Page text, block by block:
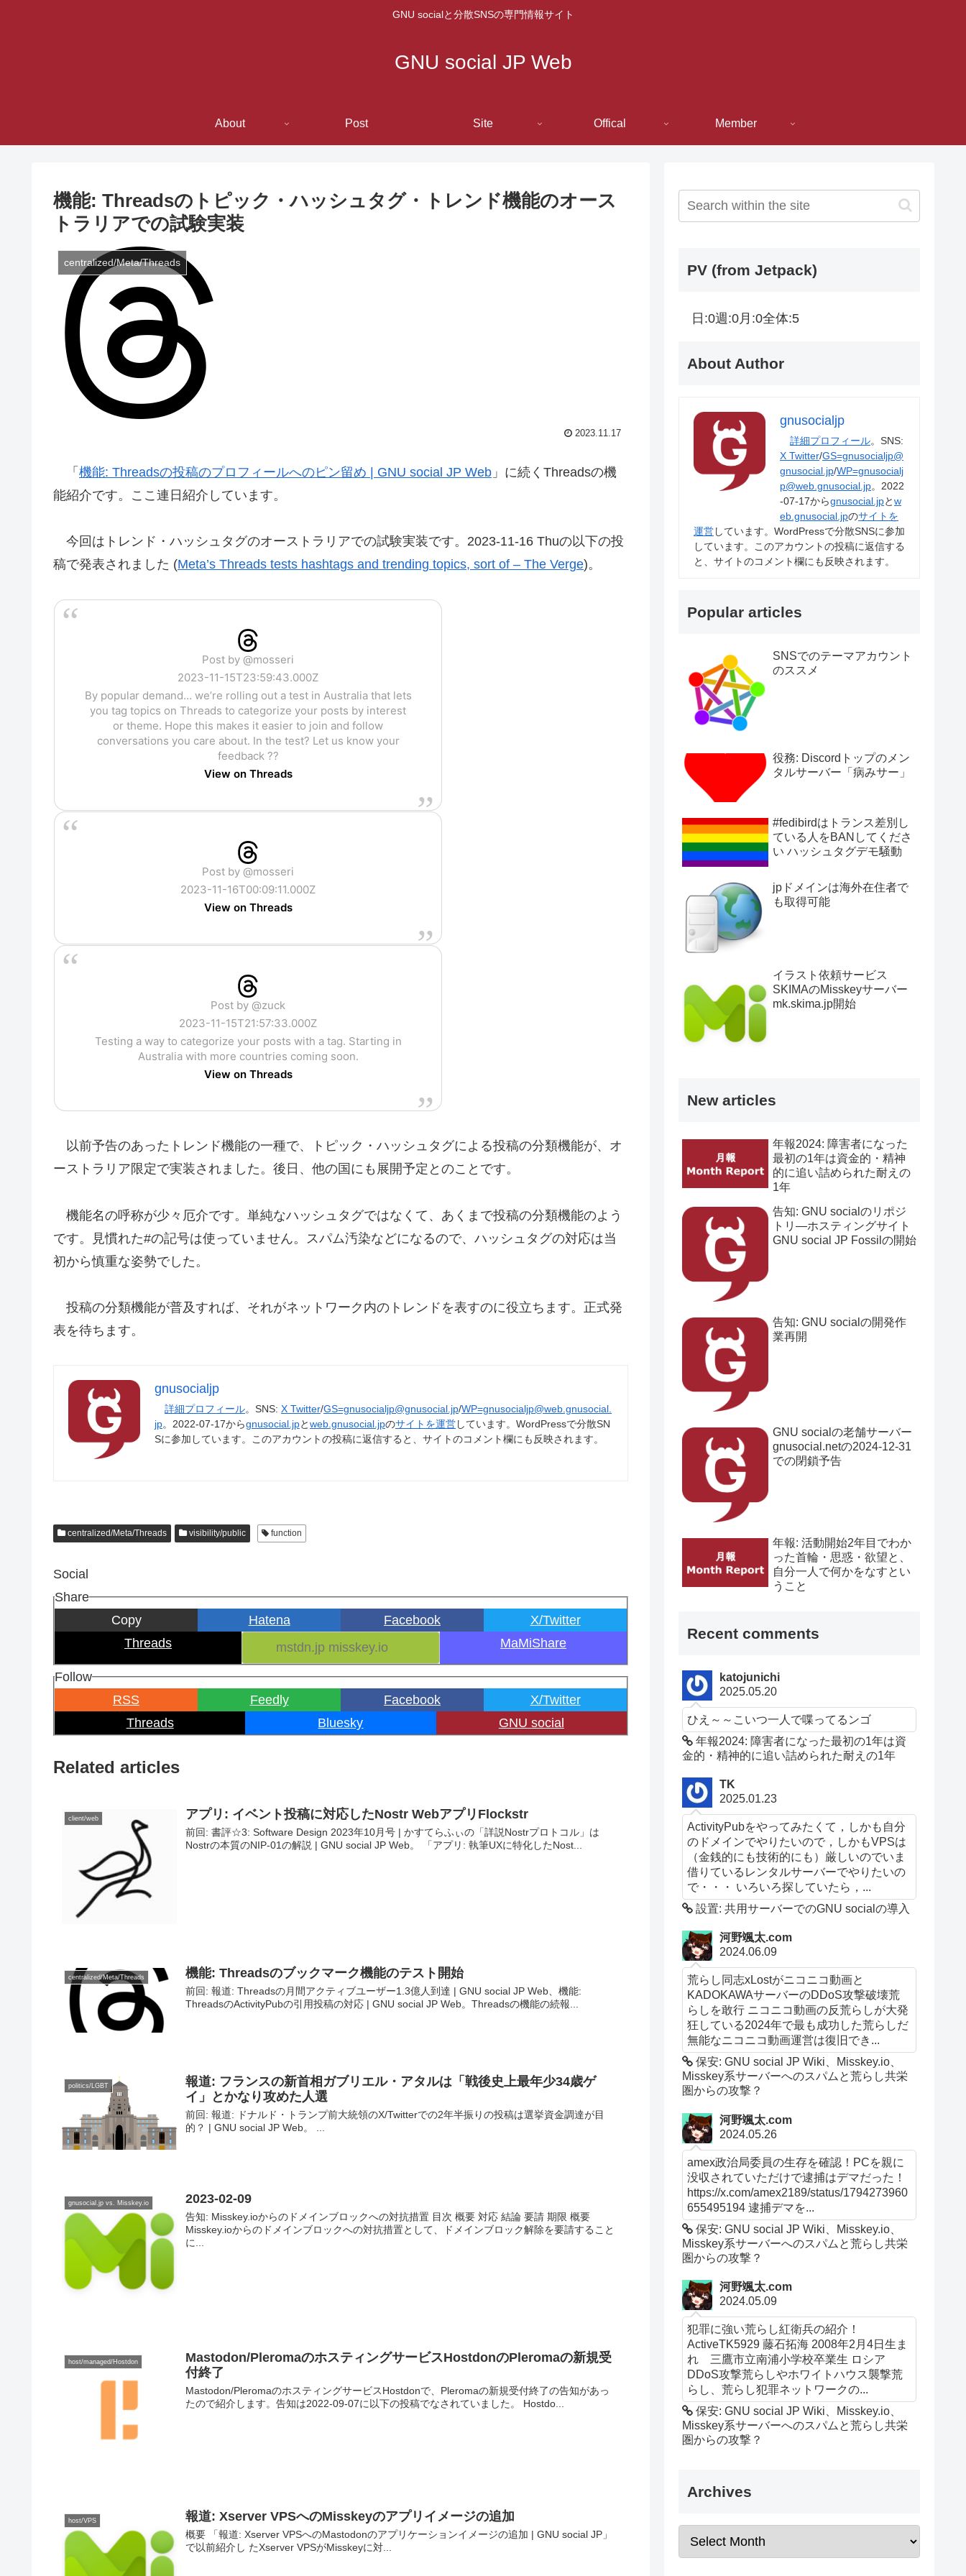
GNU socialと分散SNSの専門情報サイト
GNU social JP Web
About Post Site Offical Member
機能: Threadsのトピック・ハッシュタグ・トレンド機能のオース
トラリアでの試験実装
centralized/Meta/Threads
2023.11.17
「 機能: Threadsの投稿のプロフィールへのピン留め | GNU social JP Web 」に続くThreadsの機
能紹介です。ここ連日紹介しています。
今回はトレンド・ハッシュタグのオーストラリアでの試験実装です。2023-11-16 Thuの以下の投
稿で発表されました (Meta’s Threads tests hashtags and trending topics, sort of – The Verge)。
Post by @mosseri
2023-11-15T23:59:43.000Z
By popular demand… we’re rolling out a test in Australia that lets
you tag topics on Threads to categorize your posts by interest
or theme. Hope this makes it easier to join and follow
conversations you care about. In the test? Let us know your
feedback ??
View on Threads
Post by @mosseri
2023-11-16T00:09:11.000Z
View on Threads
Post by @zuck
2023-11-15T21:57:33.000Z
Testing a way to categorize your posts with a tag. Starting in
Australia with more countries coming soon.
View on Threads
以前予告のあったトレンド機能の一種で、トピック・ハッシュタグによる投稿の分類機能が、オ
ーストラリア限定で実装されました。後日、他の国にも展開予定とのことです。
機能名の呼称が少々厄介です。単純なハッシュタグではなくて、あくまで投稿の分類機能のよう
です。見慣れた#の記号は使っていません。スパム汚染などになるので、ハッシュタグの対応は当
初から慎重な姿勢でした。
投稿の分類機能が普及すれば、それがネットワーク内のトレンドを表すのに役立ちます。正式発
表を待ちます。
gnusocialjp
詳細プロフィール。SNS: X Twitter/GS=gnusocialjp@gnusocial.jp/WP=gnusocialjp@web.gnusocial.
jp。2022-07-17からgnusocial.jpとweb.gnusocial.jpのサイトを運営しています。WordPressで分散SN
Sに参加しています。このアカウントの投稿に返信すると、サイトのコメント欄にも反映されます。
centralized/Meta/Threads visibility/public function
Social
Share
Copy
Hatena Facebook
X/Twitter
Threads
MaMiShare
Follow
RSS
Feedly Facebook
X/Twitter
Threads
Bluesky GNU social
Related articles
client/web アプリ: イベント投稿に対応したNostr WebアプリFlockstr
前回: 書評☆3: Software Design 2023年10月号 | かすてらふぃの「詳説Nostrプロトコル」は
Nostrの本質のNIP-01の解説 | GNU social JP Web。 「アプリ: 執筆UXに特化したNost...
centralized/Meta/Threads 機能: Threadsのブックマーク機能のテスト開始
前回: 報道: Threadsの月間アクティブユーザー1.3億人到達 | GNU social JP Web、機能:
ThreadsのActivityPubの引用投稿の対応 | GNU social JP Web。Threadsの機能の続報...
politics/LGBT
報道: フランスの新首相ガブリエル・アタルは「戦後史上最年少34歳ゲ
イ」とかなり攻めた人選
前回: 報道: ドナルド・トランプ前大統領のX/Twitterでの2年半振りの投稿は選挙資金調達が目
的？ | GNU social JP Web。 ...
gnusocial.jp vs. Misskey.io 2023-02-09
告知: Misskey.ioからのドメインブロックへの対抗措置 目次 概要 対応 結論 要請 期限 概要
Misskey.ioからのドメインブロックへの対抗措置として、ドメインブロック解除を要請すること
に...
host/managed/Hostdon
Mastodon/PleromaのホスティングサービスHostdonのPleromaの新規受
付終了
Mastodon/PleromaのホスティングサービスHostdonで、Pleromaの新規受付終了の告知があっ
たので紹介します。告知は2022-09-07に以下の投稿でなされていました。 Hostdo...
host/VPS 報道: Xserver VPSへのMisskeyのアプリイメージの追加
概要 「報道: Xserver VPSへのMastodonのアプリケーションイメージの追加 | GNU social JP」
で以前紹介し たXserver VPSがMisskeyに対...
PV (from Jetpack)
日:0週:0月:0全体:5
About Author
gnusocialjp
詳細プロフィール。SNS:
X Twitter/GS=gnusocialjp@
gnusocial.jp/WP=gnusocialj
p@web.gnusocial.jp。2022
-07-17からgnusocial.jpとw
eb.gnusocial.jpのサイトを
運営しています。WordPressで分散SNSに参加
しています。このアカウントの投稿に返信する
と、サイトのコメント欄にも反映されます。
Popular articles
SNSでのテーマアカウント
のススメ
役務: Discordトップのメン
タルサーバー「病みサー」
#fedibirdはトランス差別し
ている人をBANしてくださ
い ハッシュタグデモ騒動
jpドメインは海外在住者で
も取得可能
イラスト依頼サービス
SKIMAのMisskeyサーバー
mk.skima.jp開始
New articles
年報2024: 障害者になった
最初の1年は資金的・精神
的に追い詰められた耐えの
1年
告知: GNU socialのリポジ
トリ―ホスティングサイト
GNU social JP Fossilの開始
告知: GNU socialの開発作
業再開
GNU socialの老舗サーバー
gnusocial.netの2024-12-31
での閉鎖予告
年報: 活動開始2年目でわか
った首輪・思惑・欲望と、
自分一人で何かをなすとい
うこと
Recent comments
katojunichi
2025.05.20
ひえ～～こいつ一人で喋ってるンゴ
年報2024: 障害者になった最初の1年は資
金的・精神的に追い詰められた耐えの1年
TK
2025.01.23
ActivityPubをやってみたくて，しかも自分
のドメインでやりたいので，しかもVPSは
（金銭的にも技術的にも）厳しいのでいま
借りているレンタルサーバーでやりたいの
で・・・ いろいろ探していたら，...
設置: 共用サーバーでのGNU socialの導入
河野颯太.com
2024.06.09
荒らし同志xLostがニコニコ動画と
KADOKAWAサーバーのDDoS攻撃破壊荒
らしを敢行 ニコニコ動画の反荒らしが大発
狂している2024年で最も成功した荒らしだ
無能なニコニコ動画運営は復旧でき...
保安: GNU social JP Wiki、Misskey.io、
Misskey系サーバーへのスパムと荒らし共栄
圏からの攻撃？
河野颯太.com
2024.05.26
amex政治局委員の生存を確認！PCを親に
没収されていただけで逮捕はデマだった！
https://x.com/amex2189/status/1794273960
655495194 逮捕デマを...
保安: GNU social JP Wiki、Misskey.io、
Misskey系サーバーへのスパムと荒らし共栄
圏からの攻撃？
河野颯太.com
2024.05.09
犯罪に強い荒らし紅衛兵の紹介！
ActiveTK5929 藤石拓海 2008年2月4日生ま
れ 三鷹市立南浦小学校卒業生 ロシア
DDoS攻撃荒らしやホワイトハウス襲撃荒
らし、荒らし犯罪ネットワークの...
保安: GNU social JP Wiki、Misskey.io、
Misskey系サーバーへのスパムと荒らし共栄
圏からの攻撃？
Archives